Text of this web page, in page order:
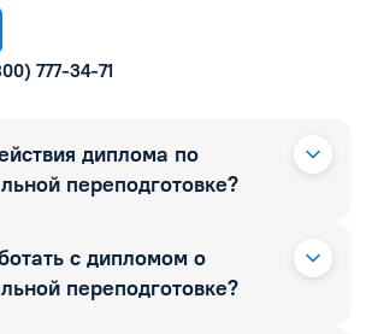
777-34-71
диплома по
переподготовке?
с дипломом о
переподготовке?